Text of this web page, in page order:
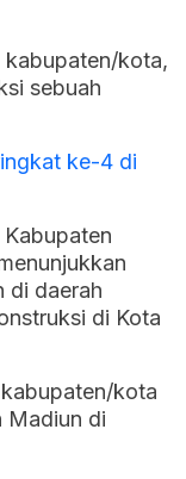
kabupaten/kota,
sebuah
ke-4 di
di daerah
di Kota
kota
Madiun di